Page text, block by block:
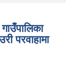
परवाहामा